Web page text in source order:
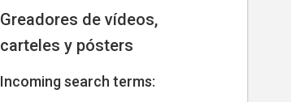
Greadores de vídeos,
carteles y pósters
Incoming search terms: